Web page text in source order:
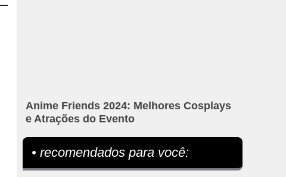
Anime Friends 2024: Melhores Cosplays
e Atrações do Evento
• recomendados para você: